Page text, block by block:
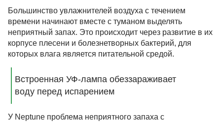
Большинство увлажнителей воздуха с течением
времени начинают вместе с туманом выделять
неприятный запах. Это происходит через развитие в их
корпусе плесени и болезнетворных бактерий, для
которых влага является питательной средой.
Встроенная УФ-лампа обеззараживает
воду перед испарением
У Neptune проблема неприятного запаха с